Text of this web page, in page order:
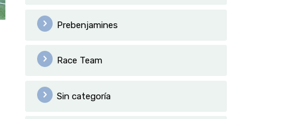
Prebenjamines
Race Team
Sin categoría